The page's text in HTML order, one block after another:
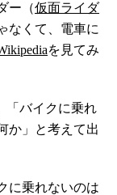
ー（仮面ライダ
なくて、電車に
を見てみ
「バイクに乗れ
か」と考えて出
に乗れないのは